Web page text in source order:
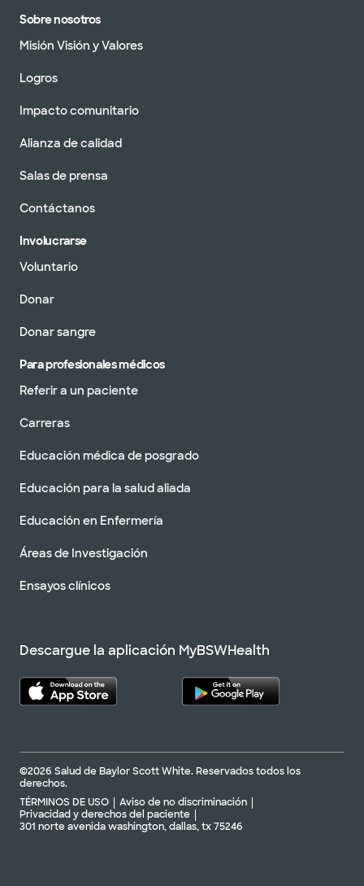
Sobre nosotros
Misión Visión y Valores
Logros
Impacto comunitario
Alianza de calidad
Salas de prensa
Contáctanos
Involucrarse
Voluntario
Donar
Donar sangre
Para profesionales médicos
Referir a un paciente
Carreras
Educación médica de posgrado
Educación para la salud aliada
Educación en Enfermería
Áreas de Investigación
Ensayos clínicos
Descargue la aplicación MyBSWHealth
©2026 Salud de Baylor Scott White. Reservados todos los
derechos.
TÉRMINOS DE USO
Aviso de no discriminación
Privacidad y derechos del paciente
301 norte avenida washington, dallas, tx 75246